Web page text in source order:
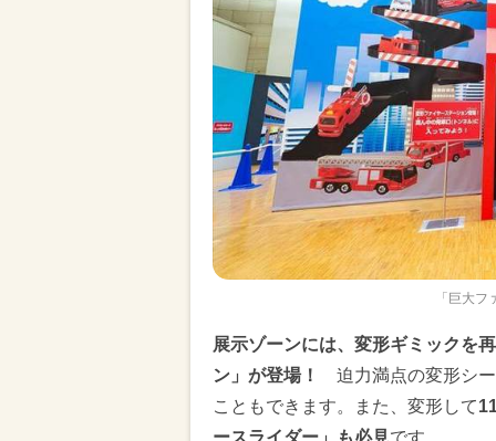
「巨大
展示ゾーンには、変形ギミックを
ン」が登場！
迫力満点の変形シ
こともできます。また、変形して